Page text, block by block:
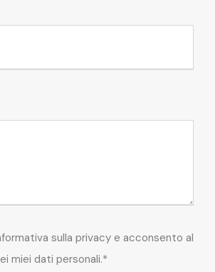
sulla privacy e acconsento al
miei dati personali.*